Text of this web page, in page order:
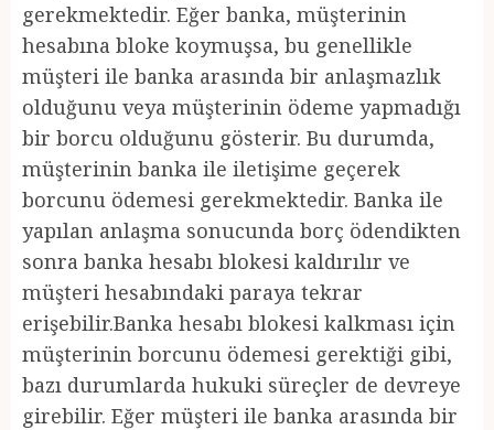
gerekmektedir. Eğer banka, müşterinin
hesabına bloke koymuşsa, bu genellikle
müşteri ile banka arasında bir anlaşmazlık
olduğunu veya müşterinin ödeme yapmadığı
bir borcu olduğunu gösterir. Bu durumda,
müşterinin banka ile iletişime geçerek
borcunu ödemesi gerekmektedir. Banka ile
yapılan anlaşma sonucunda borç ödendikten
sonra banka hesabı blokesi kaldırılır ve
müşteri hesabındaki paraya tekrar
erişebilir.Banka hesabı blokesi kalkması için
müşterinin borcunu ödemesi gerektiği gibi,
bazı durumlarda hukuki süreçler de devreye
girebilir. Eğer müşteri ile banka arasında bir